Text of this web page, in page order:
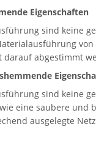
Eigenschaften
sind keine
darauf abgestimmt
sind keine
eine saubere und
ausgelegte